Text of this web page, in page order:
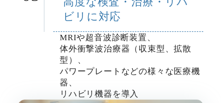
ビリに 対応
MRIや超音波診断装置、
体外衝撃波治療器（収束型、拡散
型）、
パワープレートなどの様々な医療機
器、
リハビリ機器を導入